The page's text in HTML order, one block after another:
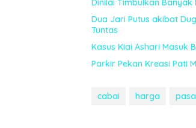
Dinilai Timbulkan
Dua Jari Putus akibat
Tuntas
Kasus Kiai Ashari Masuk
Parkir Pekan Kreasi Pati
cabai harga